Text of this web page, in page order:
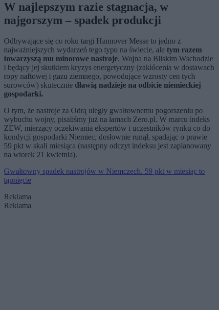
W najlepszym razie stagnacja, w
najgorszym – spadek produkcji
Odbywające się co roku targi Hannover Messe to jedno z
najważniejszych wydarzeń tego typu na świecie, ale tym razem
towarzyszą mu minorowe nastroje. Wojna na Bliskim Wschodzie
i będący jej skutkiem kryzys energetyczny (zakłócenia w dostawach
ropy naftowej i gazu ziemnego, powodujące wzrosty cen tych
surowców) skutecznie dławią nadzieje na odbicie niemieckiej
gospodarki.
O tym, że nastroje za Odrą uległy gwałtownemu pogorszeniu po
wybuchu wojny, pisaliśmy już na łamach Zero.pl. W marcu indeks
ZEW, mierzący oczekiwania ekspertów i uczestników rynku co do
kondycji gospodarki Niemiec, dosłownie runął, spadając o prawie
59 pkt w skali miesiąca (następny odczyt indeksu jest zaplanowany
na wtorek 21 kwietnia).
Gwałtowny spadek nastrojów w Niemczech. 59 pkt w miesiąc to
tąpnięcie
Reklama
Reklama